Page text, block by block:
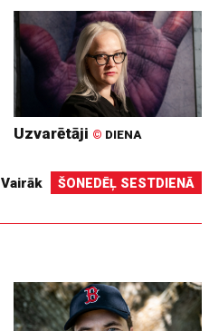
Uzvarētāji © DIENA
Vairāk ŠONEDĒĻ SESTDIENĀ